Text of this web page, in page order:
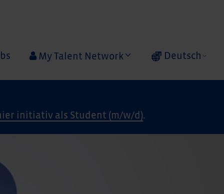
My Talent Network Deutsch
initiativ als Student (m/w/d).